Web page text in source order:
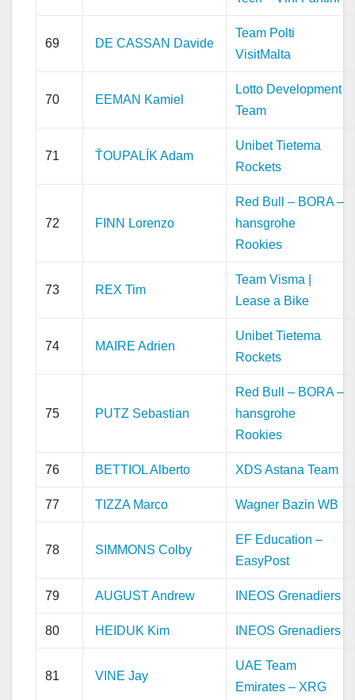
69 DE CASSAN Davide
Team Polti
VisitMalta
70 EEMAN Kamiel
Lotto Development
Team
71 ŤOUPALÍK Adam
Unibet Tietema
Rockets
72 FINN Lorenzo
Red Bull – BORA –
hansgrohe
Rookies
73 REX Tim
Team Visma |
Lease a Bike
74 MAIRE Adrien
Unibet Tietema
Rockets
75 PUTZ Sebastian
Red Bull – BORA –
hansgrohe
Rookies
76 BETTIOL Alberto XDS Astana Team
77 TIZZA Marco Wagner Bazin WB
78 SIMMONS Colby
EF Education –
EasyPost
79 AUGUST Andrew INEOS Grenadiers
80 HEIDUK Kim INEOS Grenadiers
81 VINE Jay
UAE Team
Emirates – XRG